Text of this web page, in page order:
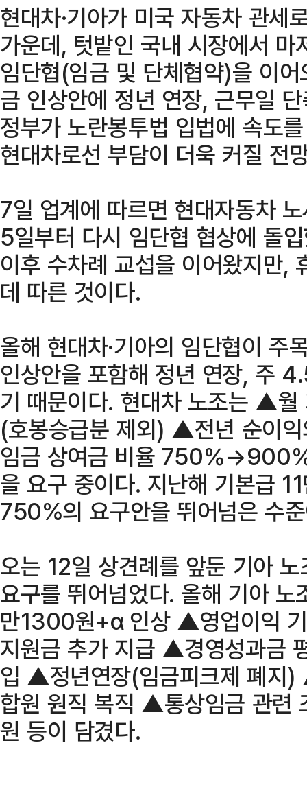
현대차·기아가 미국 자동차 관세
가운데, 텃밭인 국내 시장에서
임단협(임금 및 단체협약)을 이
금 인상안에 정년 연장, 근무일
정부가 노란봉투법 입법에 속도
현대차로선 부담이 더욱 커질 전
7일 업계에 따르면 현대자동차
5일부터 다시 임단협 협상에 돌
이후 수차례 교섭을 이어왔지만,
데 따른 것이다.
올해 현대차·기아의 임단협이 주
인상안을 포함해 정년 연장, 주
기 때문이다. 현대차 노조는 ▲
(호봉승급분 제외) ▲전년 순이
임금 상여금 비율 750％→900
을 요구 중이다. 지난해 기본급
750%의 요구안을 뛰어넘은 수
오는 12일 상견례를 앞둔 기아
요구를 뛰어넘었다. 올해 기아
만1300원+α 인상 ▲영업이익
지원금 추가 지급 ▲경영성과금
입 ▲정년연장(임금피크제 폐
합원 원직 복직 ▲통상임금 관련
원 등이 담겼다.